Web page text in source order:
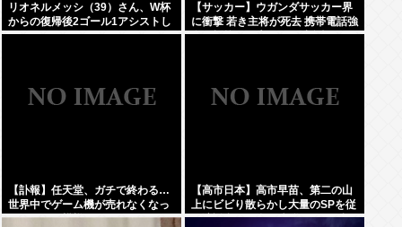
リオネルメッシ（39）さん、W杯
からの復帰後2ゴール1アシストし
てしまうwww
【サッカー】ウガンダサッカー界
に衝撃 若き主将が死去 携帯電話強
盗に抵抗した末に石で滅多打ち…
【訃報】任天堂、ガチで終わる…
世界中でゲーム機が売れなくなっ
てしまった模様
【高市日本】高市早苗、第二の山
上にビビり散らかし大量のSPを従
え演説台にも全面防弾ガラスを設